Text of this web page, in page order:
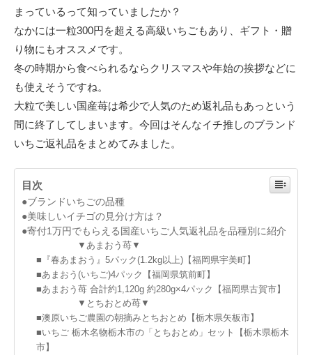
まっているって知っていましたか？
なかには一粒300円を超える高級いちごもあり、ギフト・贈
り物にもオススメです。
冬の時期から食べられるならクリスマスや年始の挨拶などに
も使えそうですね。
大粒で美しい国産苺は希少で人気のため返礼品もあっという
間に終了してしまいます。今回はそんなイチ推しのブランド
いちご返礼品をまとめてみました。
目次
●ブランドいちごの品種
●美味しいイチゴの見分け方は？
●寄付1万円でもらえる国産いちご人気返礼品を品種別に紹介
▼あまおう苺▼
■『春あまおう』5パック(1.2kg以上)【福岡県宇美町】
■あまおう(いちご)4パック【福岡県筑前町】
■あまおう苺 合計約1,120g 約280g×4パック【福岡県古賀市】
▼とちおとめ苺▼
■澳原いちご農園の朝摘みとちおとめ【栃木県矢板市】
■いちご 栃木名物栃木市の「とちおとめ」セット【栃木県栃木
市】